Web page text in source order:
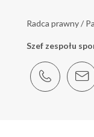
Radca prawny /
Szef zespołu